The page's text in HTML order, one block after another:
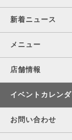
新着ニュース
メニュー
店舗情報
イベントカレン
お問い合わせ